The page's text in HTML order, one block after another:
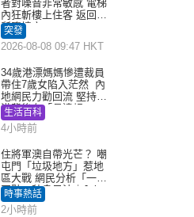
者對噪音非常敏感 電梯
內狂斬樓上住客 返回住
所墮樓亡
突發
2026-08-08 09:47 HKT
34歲港漂媽媽慘遭裁員
帶住7歲女陷入茫然 內
地網民力勸回流 堅持留
港背後有「長遠規
劃」？
生活百科
4小時前
住將軍澳自帶光芒？ 嘲
屯門「垃圾地方」惹地
區大戰 網民分析「一共
同點」秒息風波｜Juicy
叮
時事熱話
2小時前